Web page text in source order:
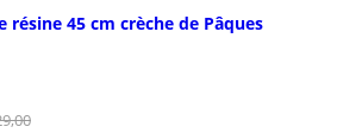
résine 45 cm crèche de Pâques